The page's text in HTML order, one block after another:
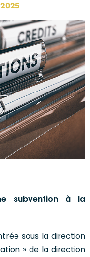
subvention à la
sous la direction
» de la direction